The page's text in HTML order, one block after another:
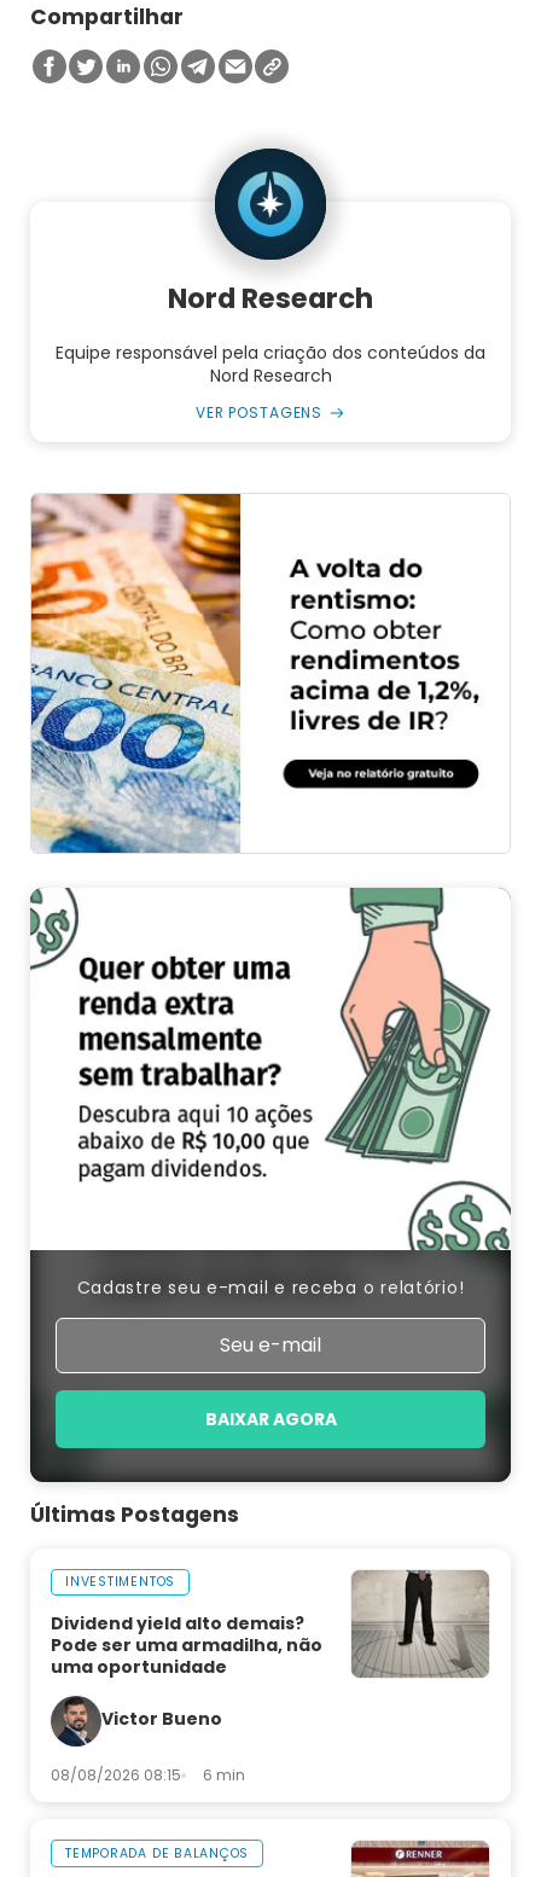
Compartilhar
Nord Research
Equipe responsável pela criação dos conteúdos da
Nord Research
VER POSTAGENS
Cadastre seu e-mail e receba o relatório!
BAIXAR AGORA
Últimas Postagens
INVESTIMENTOS
Dividend yield alto demais?
Pode ser uma armadilha, não
uma oportunidade
Victor Bueno
08/08/2026 08:15 6 min
TEMPORADA DE BALANÇOS